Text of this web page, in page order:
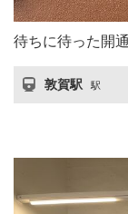
待ちに待った開通
敦賀駅 駅